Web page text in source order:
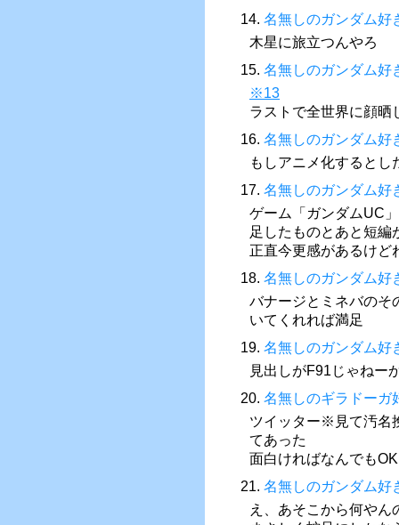
14. 名無しのガンダム好
木星に旅立つんやろ
15. 名無しのガンダム好
※13
ラストで全世界に顔晒
16. 名無しのガンダム好
もしアニメ化すると
17. 名無しのガンダム好
ゲーム「ガンダムUC
足したものとあと短編
正直今更感があるけど
18. 名無しのガンダム好
バナージとミネバのそ
いてくれれば満足
19. 名無しのガンダム好
見出しがF91じゃねー
20. 名無しのギラドーガ
ツイッター※見て汚名
てあった
面白ければなんでも
21. 名無しのガンダム好
え、あそこから何やん